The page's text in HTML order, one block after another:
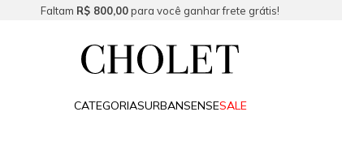
Faltam R$ 800,00para você ganhar frete grátis!
CATEGORIASURBANSENSESALE